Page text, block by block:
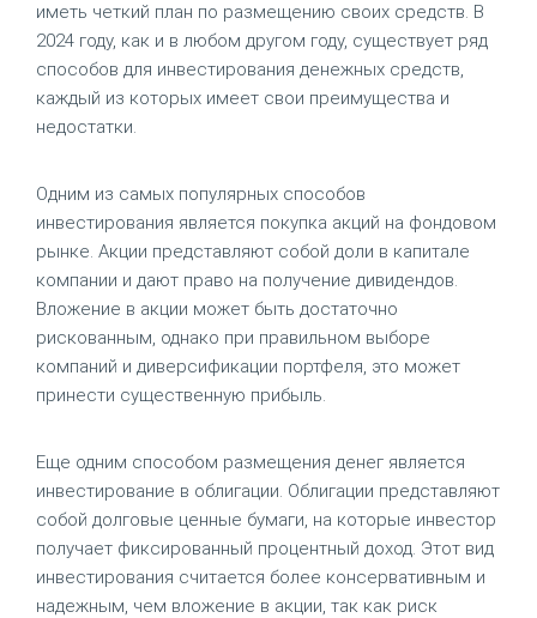
иметь четкий план по размещению своих средств. В
2024 году, как и в любом другом году, существует ряд
способов для инвестирования денежных средств,
каждый из которых имеет свои преимущества и
недостатки.
Одним из самых популярных способов
инвестирования является покупка акций на фондовом
рынке. Акции представляют собой доли в капитале
компании и дают право на получение дивидендов.
Вложение в акции может быть достаточно
рискованным, однако при правильном выборе
компаний и диверсификации портфеля, это может
принести существенную прибыль.
Еще одним способом размещения денег является
инвестирование в облигации. Облигации представляют
собой долговые ценные бумаги, на которые инвестор
получает фиксированный процентный доход. Этот вид
инвестирования считается более консервативным и
надежным, чем вложение в акции, так как риск